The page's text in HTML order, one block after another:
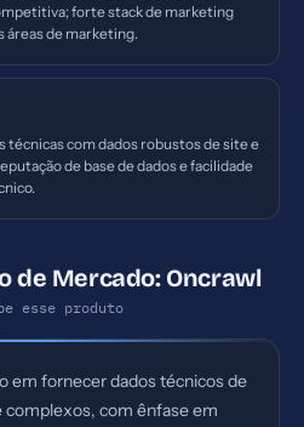
forte stack de marketing
áreas de marketing.
técnicas com dados robustos de site e
de base de dados e facilidade
de Mercado: Oncrawl
esse produto
em fornecer dados técnicos de
complexos, com ênfase em